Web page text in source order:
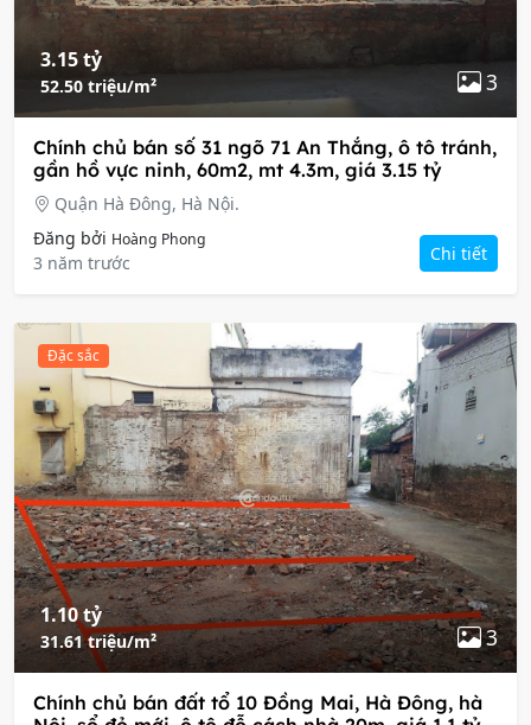
3.15 tỷ
52.50 triệu/m² 3
Chính chủ bán số 31 ngõ 71 An Thắng, ô tô tránh,
gần hồ vực ninh, 60m2, mt 4.3m, giá 3.15 tỷ
Quận Hà Đông, Hà Nội.
Đăng bởi Hoàng Phong
3 năm trước Chi tiết
Đặc sắc
1.10 tỷ
31.61 triệu/m² 3
Chính chủ bán đất tổ 10 Đồng Mai, Hà Đông, hà